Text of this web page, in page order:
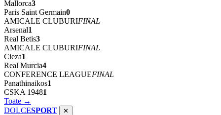
Mallorca3
Paris Saint Germain0
AMICALE CLUBURIFINAL
Arsenal1
Real Betis3
AMICALE CLUBURIFINAL
Cieza1
Real Murcia4
CONFERENCE LEAGUEFINAL
Panathinaikos1
CSKA 19481
Toate →
DOLCESPORT ✕